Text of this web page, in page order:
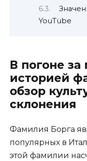
YouTube
В погоне
историей
обзор
склонения
Фамилия Борга
популярных в
этой фамилии